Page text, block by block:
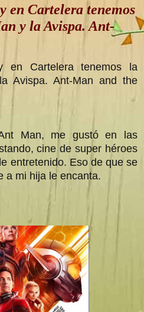
en Cartelera tenemos
y la Avispa. Ant-
en Cartelera tenemos la
Avispa. Ant-Man and the
Man, me gustó en las
cine de super héroes
entretenido. Eso de que se
a mi hija le encanta.